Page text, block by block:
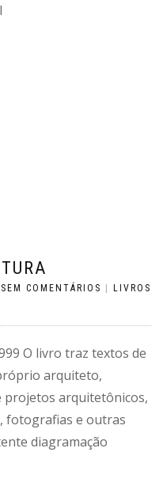
SEM COMENTÁRIOS | LIVROS
O livro traz textos de
arquiteto,
projetos arquitetônicos,
fotografias e outras
diagramação